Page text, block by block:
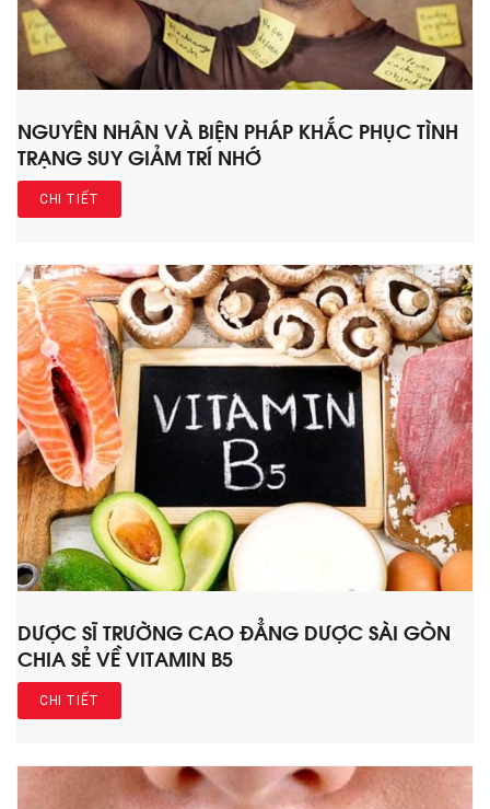
NGUYÊN NHÂN VÀ BIỆN PHÁP KHẮC PHỤC TÌNH
TRẠNG SUY GIẢM TRÍ NHỚ
CHI TIẾT
DƯỢC SĨ TRƯỜNG CAO ĐẲNG DƯỢC SÀI GÒN
CHIA SẺ VỀ VITAMIN B5
CHI TIẾT